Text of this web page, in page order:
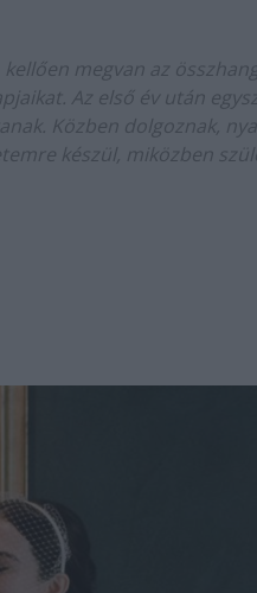
megvan az
Az első év után
Közben dolgoznak,
készül, miközben